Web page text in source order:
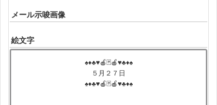
メール示唆画像
絵文字
♠️♦️♣️♥️🍎🃏🍎♥️♣️♦️♠️
５月２７日
♠️♦️♣️♥️🍎🃏🍎♥️♣️♦️♠️